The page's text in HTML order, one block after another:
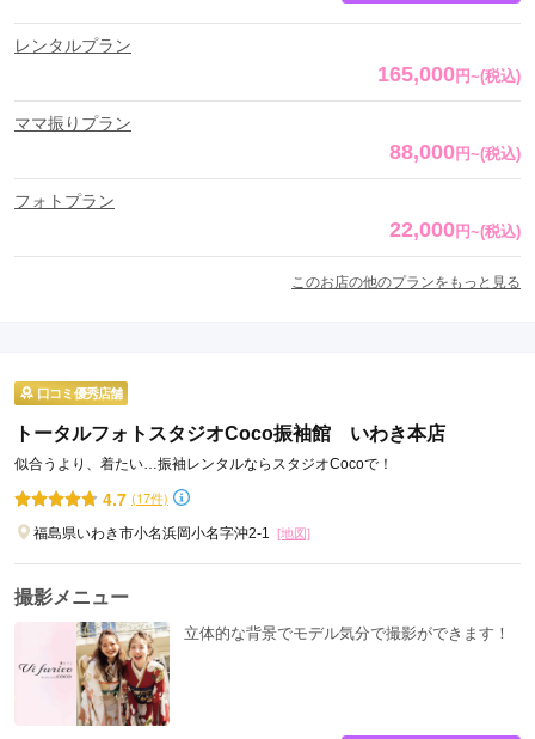
レンタルプラン
165,000円~(税込)
ママ振りプラン
88,000円~(税込)
フォトプラン
22,000円~(税込)
このお店の他のプランをもっと見る
口コミ優秀店舗
トータルフォトスタジオCoco振袖館 いわき本店
似合うより、着たい…振袖レンタルならスタジオCocoで！
4.7 (17件)
福島県いわき市小名浜岡小名字沖2-1 [地図]
撮影メニュー
立体的な背景でモデル気分で撮影ができます！